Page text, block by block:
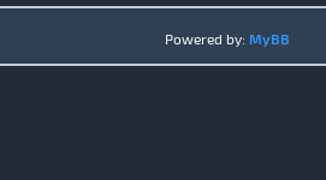
Powered by: MyBB